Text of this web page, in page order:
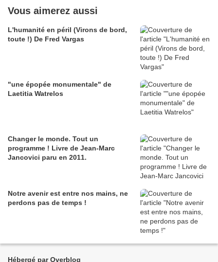
Vous aimerez aussi
L'humanité en péril (Virons de bord,
toute !) De Fred Vargas
"une épopée monumentale" de
Laetitia Watrelos
Changer le monde. Tout un
programme ! Livre de Jean-Marc
Jancovici paru en 2011.
Notre avenir est entre nos mains, ne
perdons pas de temps !
Hébergé par Overblog